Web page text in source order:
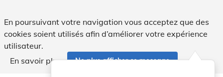
En poursuivant votre navigation vous acceptez que des
cookies soient utilisés afin d’améliorer votre expérience
utilisateur.
En savoir plus
Ne plus afficher ce message